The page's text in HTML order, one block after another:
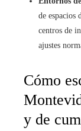
de espacios
centros de
ajustes
Cómo
y de